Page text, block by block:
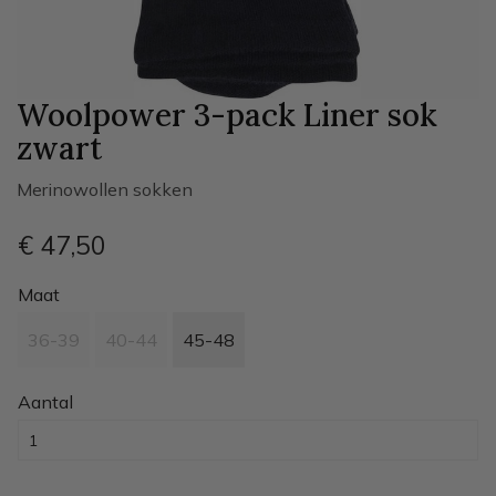
Woolpower 3-pack Liner sok
zwart
Merinowollen sokken
€ 47,50
Maat
36-39 40-44 45-48
Aantal